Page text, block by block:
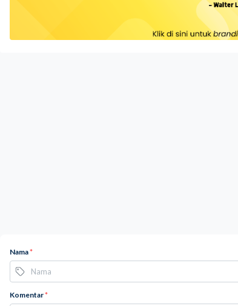
Nama*
Komentar*